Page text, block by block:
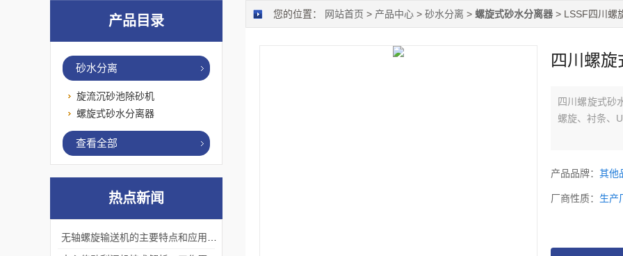
您的位置： 网站首页 > 产品中心 > 砂水分离 > 螺旋式砂水分离器 > LSSF四川螺
四川螺
四川螺旋式砂
螺旋、衬条、
产品品牌： 其他
厂商性质： 生产
产品目录
砂水分离
旋流沉砂池除砂机
螺旋式砂水分离器
查看全部
热点新闻